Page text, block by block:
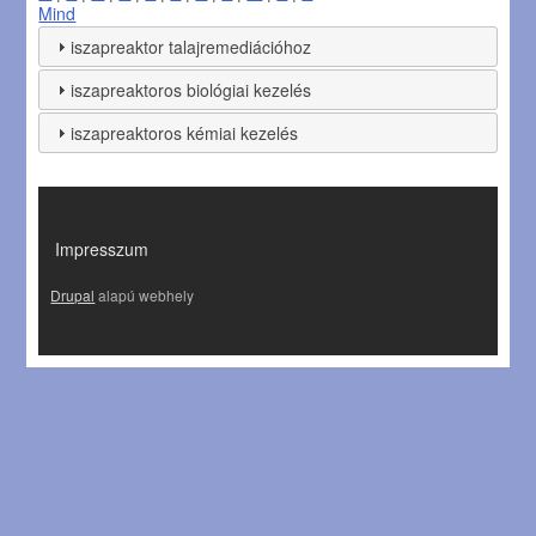
Mind
iszapreaktor talajremediációhoz
iszapreaktoros biológiai kezelés
iszapreaktoros kémiai kezelés
Impresszum
Drupal alapú webhely